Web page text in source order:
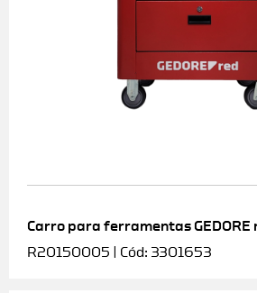
Carro para ferramentas GEDORE
R20150005 | Cód: 3301653